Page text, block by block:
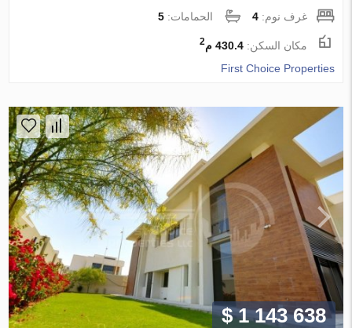
غرف نوم:4 الحمامات:5
مكان السكن:430.4 م 2
First Choice Properties
$ 1 143 638